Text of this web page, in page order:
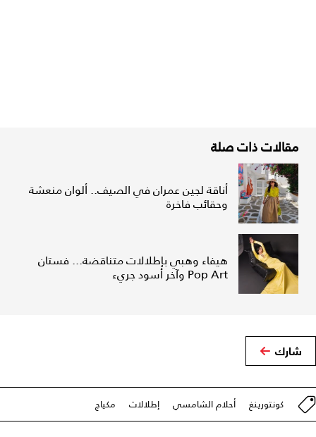
مقالات ذات صلة
أناقة لجين عمران في الصيف.. ألوان منعشة
وحقائب فاخرة
هيفاء وهبي بإطلالات متناقضة... فستان
Pop Art وآخر أسود جريء
شارك
كونتورينغ أحلام الشامسي إطلالات مكياج